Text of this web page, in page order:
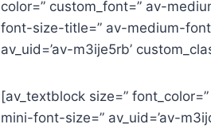
color=” custom_font=” av-
font-size-title=” av-medium-
av_uid=’av-m3ije5rb’
[av_textblock size=”
mini-font-size=” av_uid=’av-